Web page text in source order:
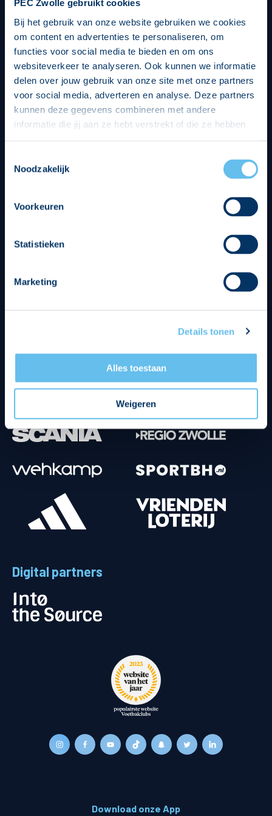
PEC Zwolle gebruikt cookies
Bij het gebruik van onze website gebruiken we cookies
om content en advertenties te personaliseren, om
functies voor social media te bieden en om ons
websiteverkeer te analyseren. Ook kunnen we informatie
delen over jouw gebruik van onze site met onze partners
voor social media, adverteren en analyse. Deze partners
kunnen deze gegevens combineren met andere
informatie die jij aan ze hebt verstrekt of die ze hebben
op een veilige en integere wijze. Je kunt je toestemming
beheren op de privacy- en cookieverklaring pagina.
Noodzakelijk
Voorkeuren
Statistieken
Marketing
Details tonen
Alles toestaan
Weigeren
Digital partners
Download onze App